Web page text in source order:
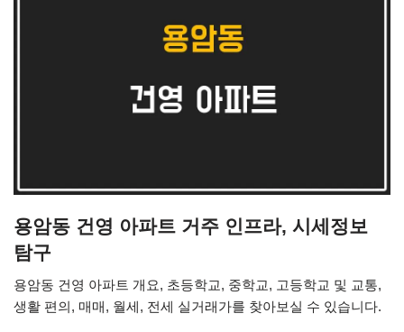
용암동 건영 아파트 거주 인프라, 시세정보
탐구
용암동 건영 아파트 개요, 초등학교, 중학교, 고등학교 및 교통,
생활 편의, 매매, 월세, 전세 실거래가를 찾아보실 수 있습니다.